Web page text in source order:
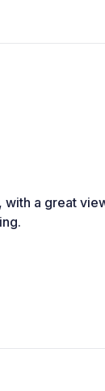
with a great